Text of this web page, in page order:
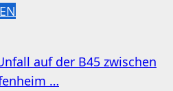
auf der B45 zwischen
…